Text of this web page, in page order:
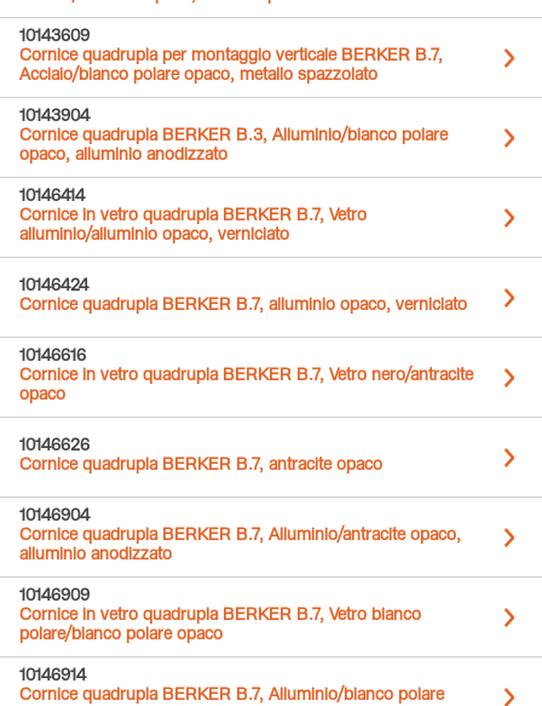
10143609
Cornice quadrupla per montaggio verticale BERKER B.7,
Acciaio/bianco polare opaco, metallo spazzolato
10143904
Cornice quadrupla BERKER B.3, Alluminio/bianco polare
opaco, alluminio anodizzato
10146414
Cornice in vetro quadrupla BERKER B.7, Vetro
alluminio/alluminio opaco, verniciato
10146424
Cornice quadrupla BERKER B.7, alluminio opaco, verniciato
10146616
Cornice in vetro quadrupla BERKER B.7, Vetro nero/antracite
opaco
10146626
Cornice quadrupla BERKER B.7, antracite opaco
10146904
Cornice quadrupla BERKER B.7, Alluminio/antracite opaco,
alluminio anodizzato
10146909
Cornice in vetro quadrupla BERKER B.7, Vetro bianco
polare/bianco polare opaco
10146914
Cornice quadrupla BERKER B.7, Alluminio/bianco polare